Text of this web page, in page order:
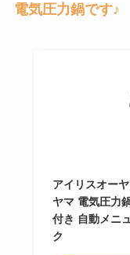
電気圧力鍋です♪
アイリスオー
ヤマ 電気圧力
付き 自動メニ
ク